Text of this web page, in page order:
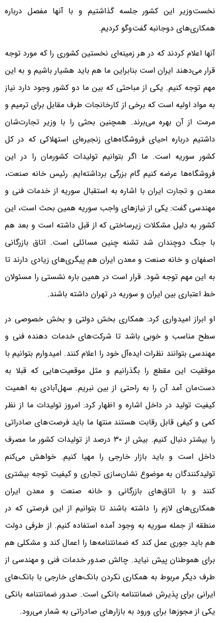
نخست‌وزیر این کشور جلسه گذاشتیم و با آنها مفصل درباره
همکاری‌های دوجانبه گفت‌وگو کردیم.
آنها اعلام کردند که در هر زمینه‌ای نخستین کشوری را که مورد توجه
قرار می‌دهند ایران است بنابراین ما هم باید هشیار باشیم و به این
مهم توجه کنیم. یکی از مباحثی که بین ما دو کشور وجود دارد نیاز
به مواد اولیه است که برخی از کارخانجات طرف مقابل برای ترمیم و
مرمت از آن بهره می‌برند. همچنین بحثی را با وزیر تجارت‌شان
داشتیم درباره احیای فروشگاه‌های زنجیره‌ای استهلاکی که در کل
کشور سوریه است. ما اگر بتوانیم تولیدات کشورمان را در این
فروشگاه‌ها عرضه کنیم گام بزرگی برداشته‌ایم. رئیس خانه صنعت،
معدن و تجارت ایران با اشاره به استقبال سوریه از خدمات فنی و
مهندسی گفت: یکی از نیازهای واجب سوریه همین بحث است، این
کشور به دلیل مشکلات زیرساختی که از قبل داشته است و بعد هم
با جنگ دوچندان شد تشنه چنین مسائلی است. اتاق بازرگانی
اصفهان و خانه صنعت و معدن ایران هم پیگری‌های زیادی دارند تا
به این مهم توجه شود. قرار است در همین باره نشستی را مسئولان
خط اعتباری بین ایران و سوریه در تهران داشته باشند.
او ابراز امیدواری کرد: همکاری بخش دولتی و بخش خصوصی در
سطح مناسب و خوبی باشد تا شرکت‌های خدمات دهنده فنی و
مهندسی بتوانند نظرات ایده‌آل خود را اعلام کنند. امیدوارم بتوانیم با
موفقیت این مقطع را بگذرانیم و مثل موقعیت‌هایی که قبلا به
دست‌مان آمد آن را به راحتی از بین نبریم. سهل‌آبادی به اهمیت
کیفیت تولید در داخل اشاره و اظهار کرد: امروز تولیدات ما از نظر
کمی و کیفی قابل رقابت هستند منتها ما باید فرصت‌های صادراتی
را بیشتر دنبال کنیم. بیش از ۳۰ درصد از تولیدات کشور ما مصرف
داخل است و باید بازار خارجی را مهیا کنیم. خواهش می‌کنم
تولیدکنندگان به موضوع نشان‌سازی تجاری و کیفیت توجه بیشتری
کنند و با اتاق‌های بازرگانی و خانه صنعت و معدن ایران
همکاری‌های لازم را داشته باشند تا بتوانیم از این فرصتی که در
منطقه از جمله سوریه به وجود آمده استفاده کنیم. از طرفی دولت
هم باید جوری عمل کند که ضمانتنامه‌ها را اعمال کند و مشکلی هم
برای هموطنان پیش نیاید. چالش صدور خدمات فنی و مهندسی از
طرف دیگر مربوط به همکاری نکردن بانک‌های خارجی با بانک‌های
ایرانی برای پذیرش ضمانتنامه بانکی است. صدور ضمانتنامه بانکی
یکی از مجوزها برای ورود به بازارهای صادراتی به شمار می‌رود.